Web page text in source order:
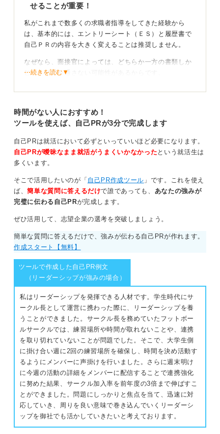
せることが重要！
私がこれまで数多くの求職者指導をしてきた経験から
は、基本的には、エントリーシート（ＥＳ）と履歴書で
自己ＰＲの内容を大きく変えることは推奨しません。
なぜなら、面接官によっては、どちらか一方の書類しか
じっくり目を通さない可能性があるからです。
少なくないと私はみてきました。
羅を
そのため、どちらの書類にも同じ骨子の内容を記載して
おくことで、アピールポイントが見落とされるリスクを
減らすことができます。スペースの都合も考慮し、履歴
書には要点を簡潔に、ESには具体的なエピソードを交え
その旨を記載し、ESで各々を深掘りすると良いでしょ
う。
それで選考が不利になることはないと私は思います。私
が最も望ましいと考えるのは、履歴書にサマライズされ
です。
私は求職者に指導する際、企業ごとにアピールするポイ
ントを変えたい場合は、ESの記述で調整するのが一般的
だとお伝えしています。
0
⋯続きを読む▼
時間がない人におすすめ！
ツールを使えば、自己PRが3分で完成します
自己PRは就活において必ずといっていいほど必要になります。
自己PRが曖昧なまま就活がうまくいかなかった という就活生は
多くいます。
そこで活用したいのが「 自己PR作成ツール 」です。これを使え
ば、簡単な質問に答えるだけで誰であっても、 あなたの強みが
完璧に伝わる自己PRが完成します。
ぜひ活用して、志望企業の選考を突破しましょう。
簡単な質問に答えるだけで、強みが伝わる自己PRが作れます。
作成スタート【無料】
ツールで作成した自己PR例文
（リーダーシップが強みの場合）
私はリーダーシップを発揮できる人材です。学生時代にサ
ークル長として運営に携わった際に、リーダーシップを養
うことができました。サークル長を務めていたフットボー
ルサークルでは、練習場所や時間が取れないことや、連携
を取り切れていないことが問題でした。そこで、大学生側
に掛け合い週に2回の練習場所を確保し、時間を決め活動す
るようにメンバーに声掛けを行いました。さらに週末明け
に今週の活動の詳細をメンバーに配信することで連携強化
に努めた結果、サークル加入率を前年度の3倍まで伸ばすこ
とができました。問題にしっかりと焦点を当て、迅速に対
応していき、周りを良い意味で巻き込んでいくリーダーシ
ップを御社でも活かしていきたいと考えております。